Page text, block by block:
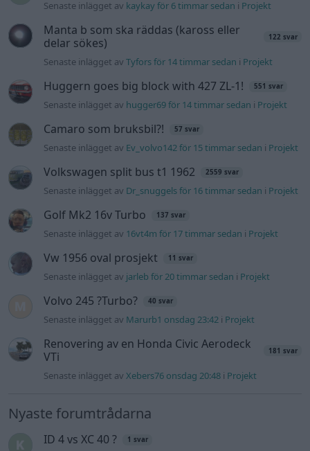
Senaste inlägget av kaykay för 6 timmar sedan i Projekt
Manta b som ska räddas (kaross eller
delar sökes)
122 svar
Senaste inlägget avTyfors för 14 timmar sedan i Projekt
Huggern goes big block with 427 ZL-1! 551 svar
Senaste inlägget av hugger69 för 14 timmar sedan i Projekt
Camaro som bruksbil?! 57 svar
Senaste inlägget av Ev_volvo142 för 15 timmar sedan i Projekt
Volkswagen split bus t1 1962 2559 svar
Senaste inlägget av Dr_snuggels för 16 timmar sedan i Projekt
Golf Mk2 16v Turbo 137 svar
Senaste inlägget av 16vt4m för 17 timmar sedan i Projekt
Vw 1956 oval prosjekt 11 svar
Senaste inlägget av jarleb för 20 timmar sedan i Projekt
Volvo 245 ?Turbo? 40 svar
Senaste inlägget av Marurb1 onsdag 23:42 i Projekt
Renovering av en Honda Civic Aerodeck
VTi
181 svar
Senaste inlägget avXebers76 onsdag 20:48 i Projekt
Nyaste forumtrådarna
ID 4 vs XC 40 ? 1 svar